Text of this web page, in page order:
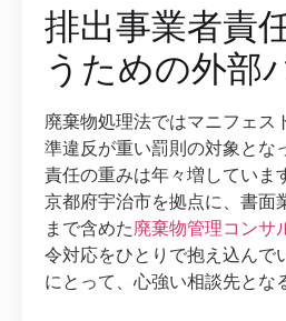
排出事業者責
うための外部
廃棄物処理法ではマニフェス
準違反が重い罰則の対象とな
責任の重みは年々増していま
京都府宇治市を拠点に、書面
まで含めた廃棄物管理コンサ
令対応をひとりで抱え込んで
にとって、心強い相談先とな